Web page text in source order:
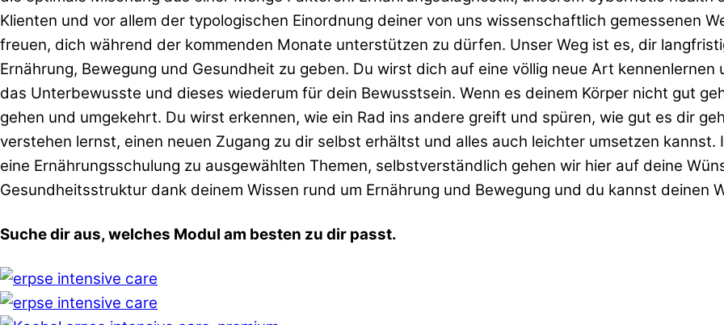
Klienten und vor allem der typologischen Einordnung deiner von uns wissenschaftlich gemessenen
freuen, dich während der kommenden Monate unterstützen zu dürfen. Unser Weg ist es, dir
Ernährung, Bewegung und Gesundheit zu geben. Du wirst dich auf eine völlig neue Art
das Unterbewusste und dieses wiederum für dein Bewusstsein. Wenn es deinem Körper nicht gut
gehen und umgekehrt. Du wirst erkennen, wie ein Rad ins andere greift und spüren, wie gut es dir
verstehen lernst, einen neuen Zugang zu dir selbst erhältst und alles auch leichter umsetzen
eine Ernährungsschulung zu ausgewählten Themen, selbstverständlich gehen wir hier auf deine
Gesundheitsstruktur dank deinem Wissen rund um Ernährung und Bewegung und du kannst deinen
Suche dir aus, welches Modul am besten zu dir passt.